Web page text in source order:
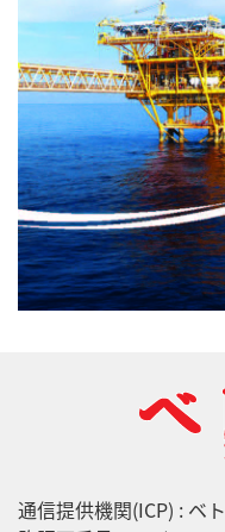
通信提供機関(ICP) : ベ